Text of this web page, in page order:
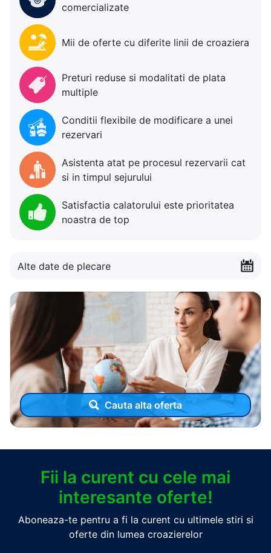
comercializate
Mii de oferte cu diferite linii de croaziera
Preturi reduse si modalitati de plata
multiple
Conditii flexibile de modificare a unei
rezervari
Asistenta atat pe procesul rezervarii cat
si in timpul sejurului
Satisfactia calatorului este prioritatea
noastra de top
Alte date de plecare
Cauta alta oferta
Fii la curent cu cele mai
interesante oferte!
Aboneaza-te pentru a fi la curent cu ultimele stiri si
oferte din lumea croazierelor